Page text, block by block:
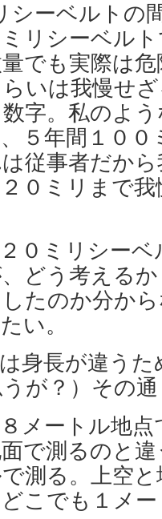
シーベルト
リシーベル
でも実際は
いは我慢せ
字。私のよ
５年間１０
従事者だか
０ミリまで
２０ミリシー
どう考える
たのか分か
い。
身長が違う
が？）その
メートル地
で測るのと
測る。上空
こでも１メ